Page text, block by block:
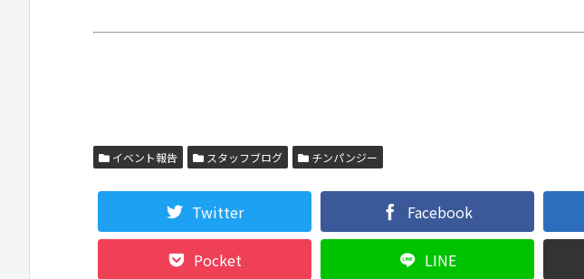
イベント報告 スタッフブログ チンパンジー
Twitter Facebook
Pocket LINE